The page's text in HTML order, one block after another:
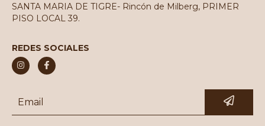
SANTA MARIA DE TIGRE- Rincón de Milberg, PRIMER
PISO LOCAL 39.
REDES SOCIALES